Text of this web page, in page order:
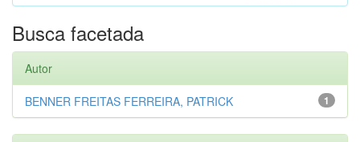
Busca facetada
Autor
1
BENNER FREITAS FERREIRA, PATRICK